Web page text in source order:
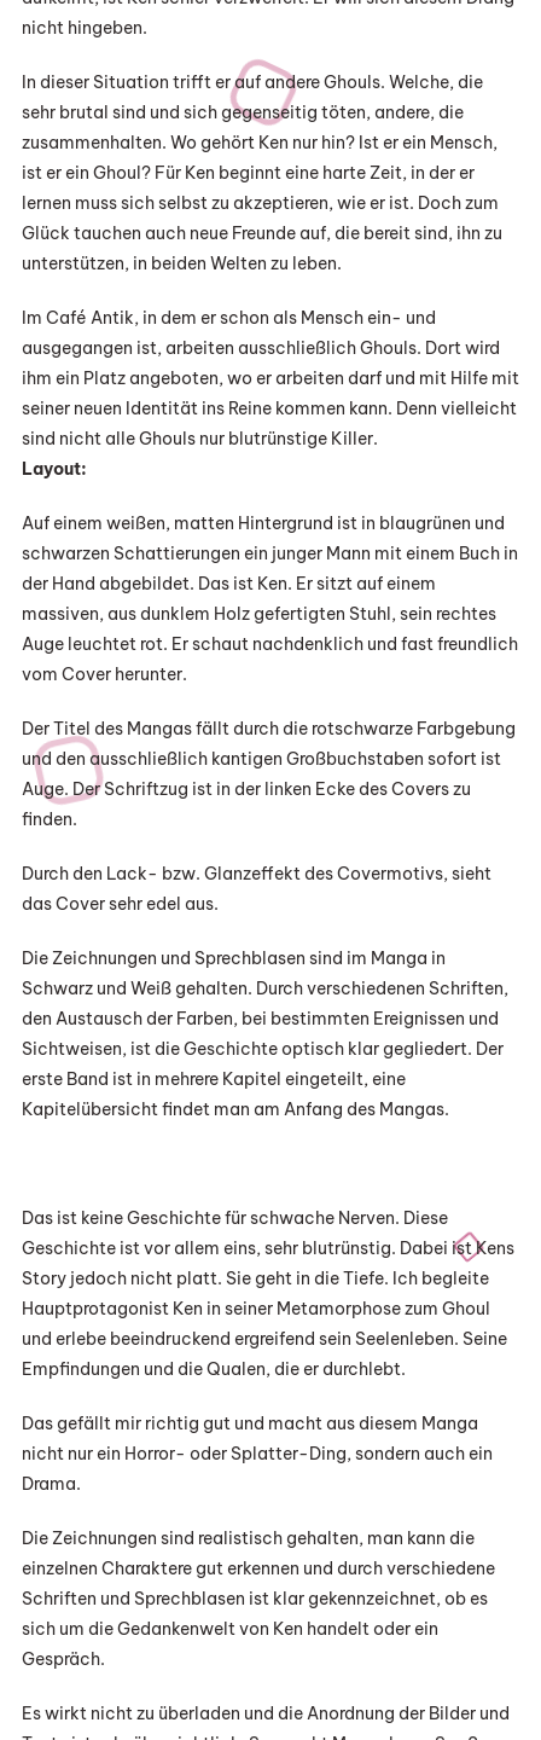
nicht hingeben.
In dieser Situation trifft er auf andere Ghouls. Welche, die
sehr brutal sind und sich gegenseitig töten, andere, die
zusammenhalten. Wo gehört Ken nur hin? Ist er ein Mensch,
ist er ein Ghoul? Für Ken beginnt eine harte Zeit, in der er
lernen muss sich selbst zu akzeptieren, wie er ist. Doch zum
Glück tauchen auch neue Freunde auf, die bereit sind, ihn zu
unterstützen, in beiden Welten zu leben.
Im Café Antik, in dem er schon als Mensch ein- und
ausgegangen ist, arbeiten ausschließlich Ghouls. Dort wird
ihm ein Platz angeboten, wo er arbeiten darf und mit Hilfe mit
seiner neuen Identität ins Reine kommen kann. Denn vielleicht
sind nicht alle Ghouls nur blutrünstige Killer.
Layout:
Auf einem weißen, matten Hintergrund ist in blaugrünen und
schwarzen Schattierungen ein junger Mann mit einem Buch in
der Hand abgebildet. Das ist Ken. Er sitzt auf einem
massiven, aus dunklem Holz gefertigten Stuhl, sein rechtes
Auge leuchtet rot. Er schaut nachdenklich und fast freundlich
vom Cover herunter.
Der Titel des Mangas fällt durch die rotschwarze Farbgebung
und den ausschließlich kantigen Großbuchstaben sofort ist
Auge. Der Schriftzug ist in der linken Ecke des Covers zu
finden.
Durch den Lack- bzw. Glanzeffekt des Covermotivs, sieht
das Cover sehr edel aus.
Die Zeichnungen und Sprechblasen sind im Manga in
Schwarz und Weiß gehalten. Durch verschiedenen Schriften,
den Austausch der Farben, bei bestimmten Ereignissen und
Sichtweisen, ist die Geschichte optisch klar gegliedert. Der
erste Band ist in mehrere Kapitel eingeteilt, eine
Kapitelübersicht findet man am Anfang des Mangas.
Das ist keine Geschichte für schwache Nerven. Diese
Geschichte ist vor allem eins, sehr blutrünstig. Dabei ist Kens
Story jedoch nicht platt. Sie geht in die Tiefe. Ich begleite
Hauptprotagonist Ken in seiner Metamorphose zum Ghoul
und erlebe beeindruckend ergreifend sein Seelenleben. Seine
Empfindungen und die Qualen, die er durchlebt.
Das gefällt mir richtig gut und macht aus diesem Manga
nicht nur ein Horror- oder Splatter-Ding, sondern auch ein
Drama.
Die Zeichnungen sind realistisch gehalten, man kann die
einzelnen Charaktere gut erkennen und durch verschiedene
Schriften und Sprechblasen ist klar gekennzeichnet, ob es
sich um die Gedankenwelt von Ken handelt oder ein
Gespräch.
Es wirkt nicht zu überladen und die Anordnung der Bilder und